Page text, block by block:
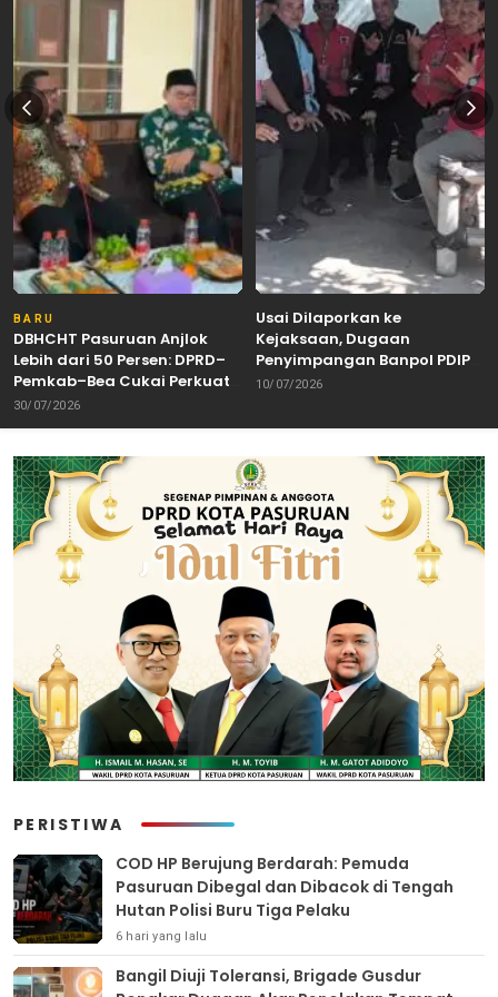
BARU
DBHCHT Pasuruan Anjlok
Lebih dari 50 Persen: DPRD–
Pemkab–Bea Cukai Perkuat
Perang Melawan Peredaran
Rokok Ilegal
30/07/2026
Usai Dilaporkan ke
Kejaksaan, Dugaan
Penyimpangan Banpol PDIP
Pasuruan Dinyatakan
Cabut Laporan”
10/07/2026
PERISTIWA
COD HP Berujung Berdarah: Pemuda
Pasuruan Dibegal dan Dibacok di Tengah
Hutan Polisi Buru Tiga Pelaku
6 hari yang lalu
Bangil Diuji Toleransi, Brigade Gusdur